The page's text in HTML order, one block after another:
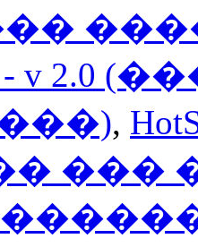
- v
,
���